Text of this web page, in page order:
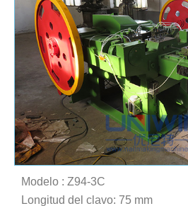
Modelo : Z94-3C
Longitud del clavo: 75 mm